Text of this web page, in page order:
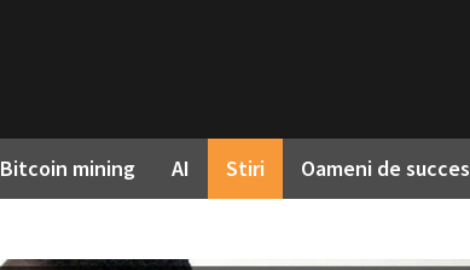
Bitcoin mining AI Stiri Oameni de succes